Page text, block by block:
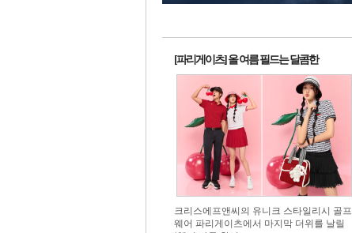
[파리게이츠] 올 여름 필드는 달콤한
크리스에프앤씨의 유니크 스타일리시 골프
웨어 파리게이츠에서 마지막 더위를 날릴